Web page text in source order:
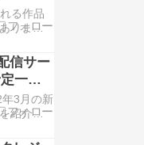
ックス
る作品
ります
するか
るから
できま
に ...
ックス
信サー
一
3月の新
紹介し
は全て
除いて